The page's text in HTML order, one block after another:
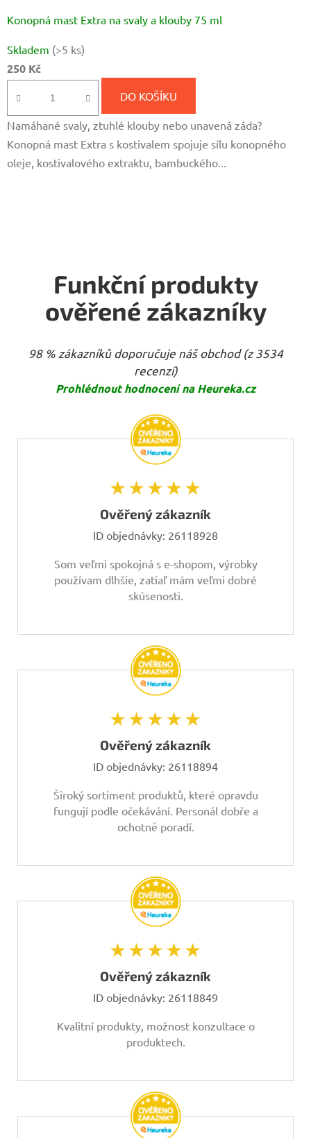
Konopná mast Extra na svaly a klouby 75 ml
Skladem (>5 ks)
250 Kč
DO KOŠÍKU
Namáhané svaly, ztuhlé klouby nebo unavená záda?
Konopná mast Extra s kostivalem spojuje sílu konopného
oleje, kostivalového extraktu, bambuckého...
Funkční produkty
ověřené zákazníky
98 % zákazníků doporučuje náš obchod (z 3534
recenzí)
Prohlédnout hodnocení na Heureka.cz
★★★★★
Ověřený zákazník
ID objednávky: 26118928
Som veľmi spokojná s e-shopom, výrobky
používam dlhšie, zatiaľ mám veľmi dobré
skúsenosti.
★★★★★
Ověřený zákazník
ID objednávky: 26118894
Široký sortiment produktů, které opravdu
fungují podle očekávání. Personál dobře a
ochotně poradí.
★★★★★
Ověřený zákazník
ID objednávky: 26118849
Kvalitní produkty, možnost konzultace o
produktech.